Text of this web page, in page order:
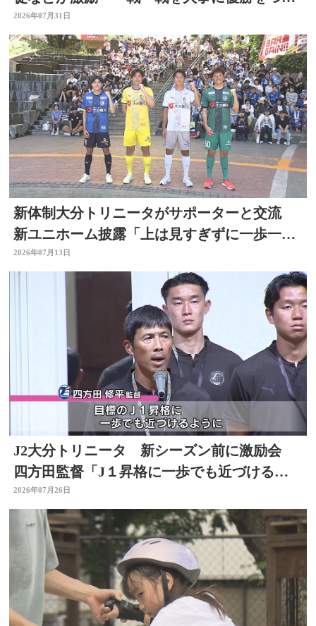
み取って」
2026年07月31日
新体制大分トリニータがサポーターと交流
新ユニホーム披露「上は見すぎずに一歩一
歩」リーグ開幕直前
2026年07月13日
J2大分トリニータ 新シーズン前に激励会
四方田監督「J１昇格に一歩でも近づけるよ
うに」
2026年07月26日